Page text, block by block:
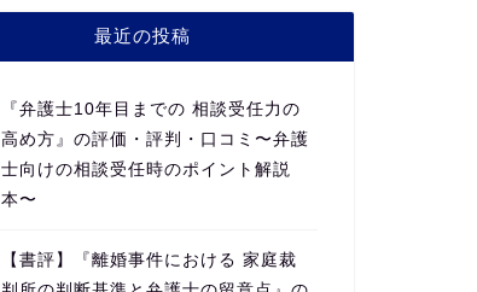
最近の投稿
『弁護士10年目までの 相談受任力の
高め方』の評価・評判・口コミ〜弁護
士向けの相談受任時のポイント解説
本〜
【書評】『離婚事件における 家庭裁